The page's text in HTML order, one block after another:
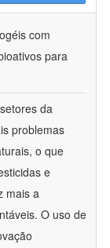
com
para
da
problemas
o que
e
mais a
O uso de